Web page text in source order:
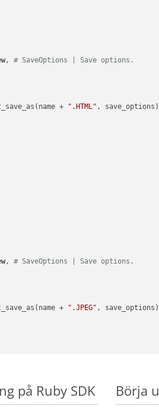
, # SaveOptions | Save options.
+
".HTML" , save_options)
, # SaveOptions | Save options.
+
".JPEG" , save_options)
på Ruby SDK Börja